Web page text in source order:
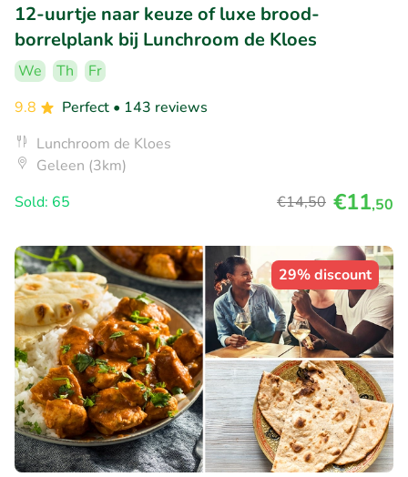
12-uurtje naar keuze of luxe brood-
borrelplank bij Lunchroom de Kloes
We Th
Fr
9.8
Perfect • 143 reviews
Lunchroom de Kloes
Geleen (3km)
Sold: 65
€14,50 €11,50
29% discount